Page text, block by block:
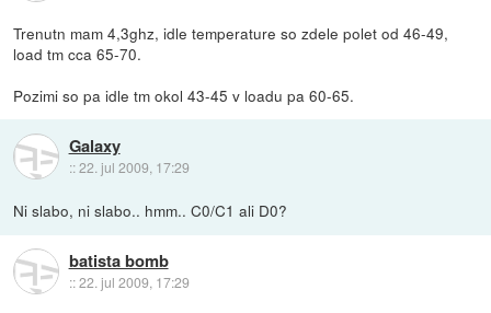
Trenutn mam 4,3ghz, idle temperature so zdele polet od 46-49,
load tm cca 65-70.
Pozimi so pa idle tm okol 43-45 v loadu pa 60-65.
Galaxy
::22. jul 2009, 17:29
Ni slabo, ni slabo.. hmm.. C0/C1 ali D0?
batista bomb
::22. jul 2009, 17:29